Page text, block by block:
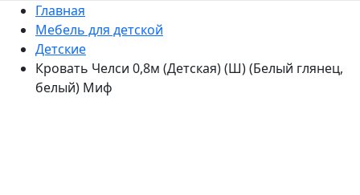
Главная
Мебель для детской
Детские
Кровать Челси 0,8м (Детская) (Ш) (Белый глянец,
белый) Миф